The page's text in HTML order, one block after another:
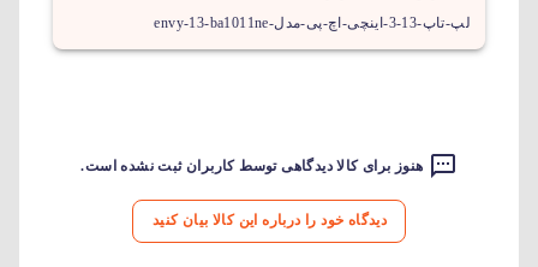
لپ-تاپ-13-3-اینچی-اچ-پی-مدل-envy-13-ba1011ne
هنوز برای کالا دیدگاهی توسط کاربران ثبت نشده است.
دیدگاه خود را درباره این کالا بیان کنید